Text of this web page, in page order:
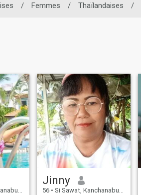
/ Femmes / Thaïlandaises /
Jinny
56 • Si Sawat, Kanchanaburi, Thailande